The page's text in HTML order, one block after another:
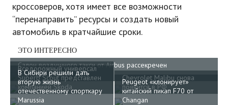
кроссоверов, хотя имеет все возможности
“перенаправить” ресурсы и создать новый
автомобиль в кратчайшие сроки.
ЭТО ИНТЕРЕСНО
Салон воздушного такси от Airbus рассекречен
производителем
Вседорожный универсал
Superb Scout представлен
компанией Skoda
Chevrolet Malibu снова
появится в РФ
В Сибири решили дать
вторую жизнь
отечественному спорткару
Marussia
Peugeot «клонирует»
китайский пикап F70 от
Changan